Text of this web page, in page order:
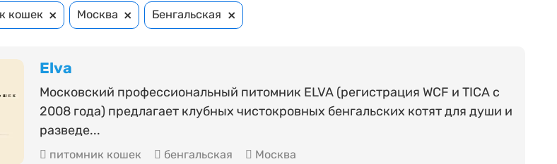
кошек × Москва × Бенгальская ×
Elva
Московский профессиональный питомник ELVA (регистрация WCF и TICA с
2008 года) предлагает клубных чистокровных бенгальских котят для души и
разведе...
питомник кошек бенгальская Москва